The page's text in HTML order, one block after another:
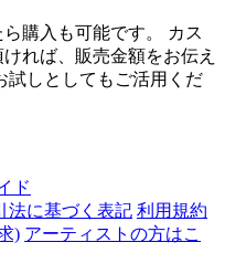
購入も可能です。 カス
れば、販売金額をお伝え
試しとしてもご活用くだ
ド
法に基づく表記 利用規約
) アーティストの方はこ